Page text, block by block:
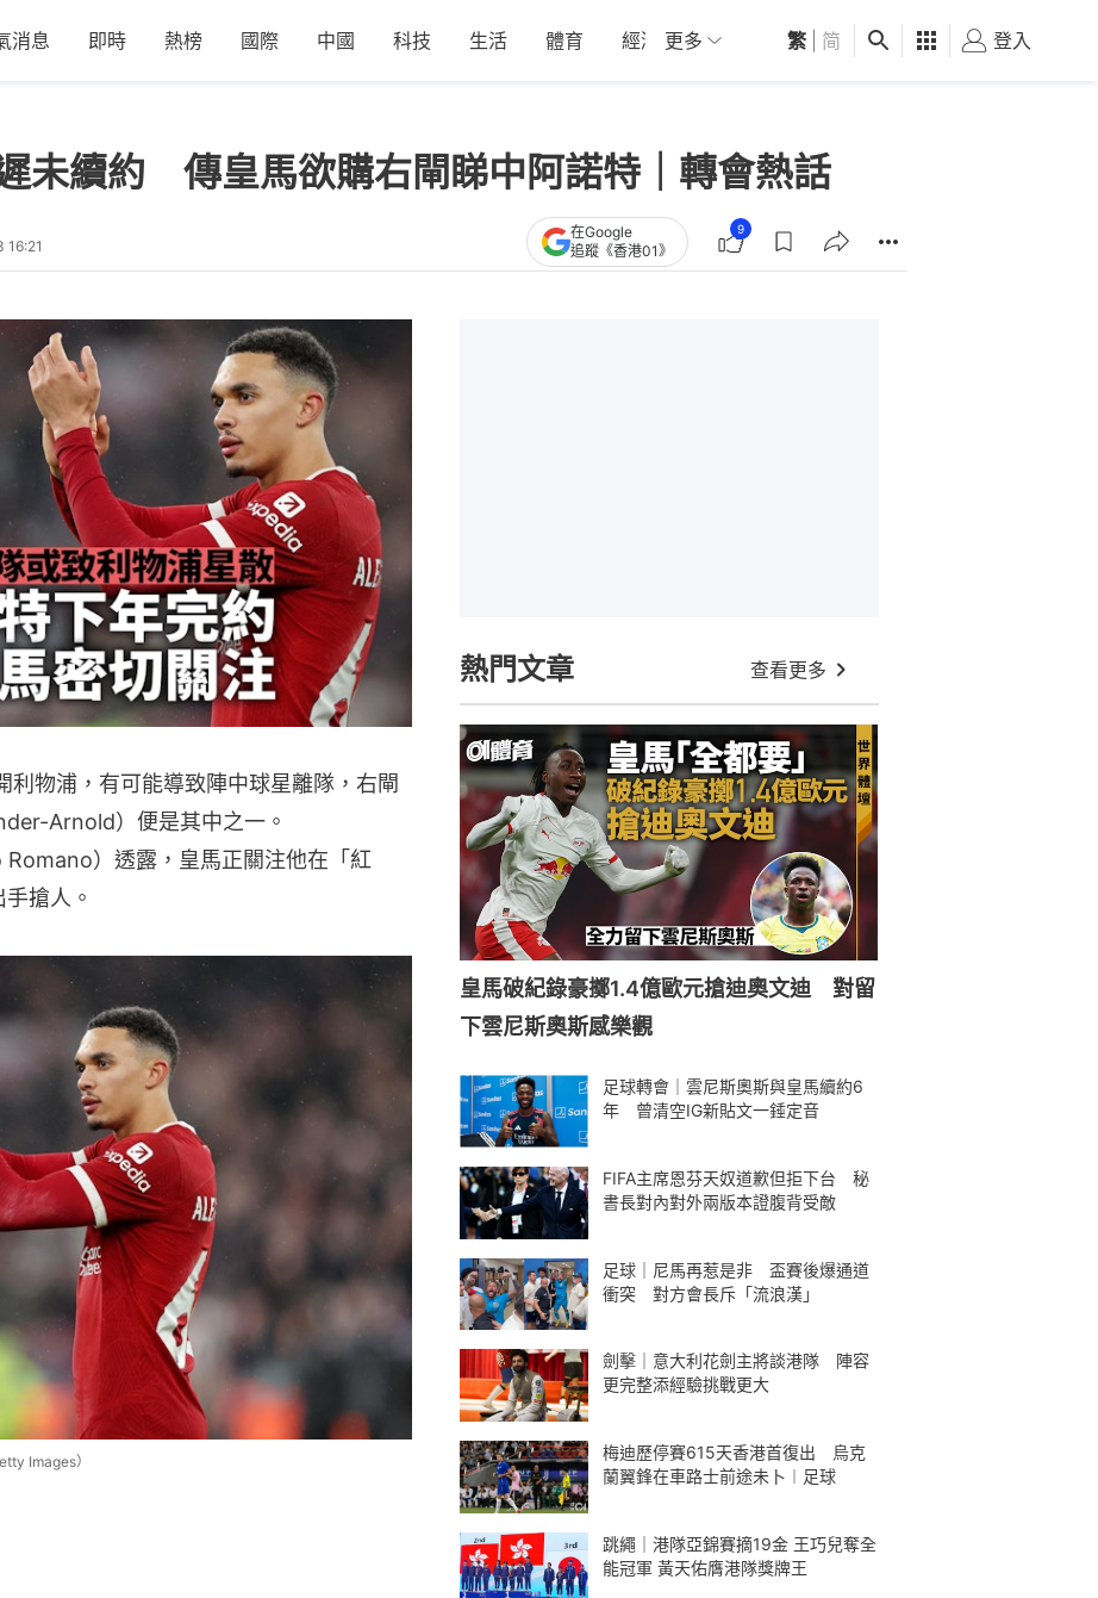
消息 即時 熱榜 國際 中國 科技 生活 體育 經濟 01深圳 觀點 健康 好食玩飛
更多 繁 简 登入
未續約 傳皇馬欲購右閘睇中阿諾特｜轉會熱話
在Google
追蹤《香港01》
9
物浦，有可能導致陣中球星離隊，右閘
Arnold）便是其中之一。
）透露，皇馬正關注他在「紅
搶人。
Images）
熱門文章 查看更多
皇馬破紀錄豪擲1.4億歐元搶迪奧文迪 對留
下雲尼斯奧斯感樂觀
足球轉會｜雲尼斯奧斯與皇馬續約6
年 曾清空IG新貼文一錘定音
FIFA主席恩芬天奴道歉但拒下台 秘
書長對內對外兩版本證腹背受敵
足球｜尼馬再惹是非 盃賽後爆通道
衝突 對方會長斥「流浪漢」
劍擊｜意大利花劍主將談港隊 陣容
更完整添經驗挑戰更大
梅迪歷停賽615天香港首復出 烏克
蘭翼鋒在車路士前途未卜︱足球
跳繩｜港隊亞錦賽摘19金 王巧兒奪全
能冠軍 黃天佑膺港隊獎牌王